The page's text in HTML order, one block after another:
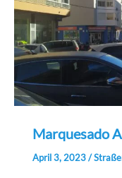
Marquesado
April 3, 2023/